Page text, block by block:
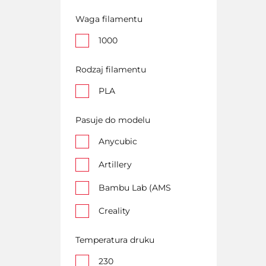
Color Twilight
Filament PLA Silk
Filament PLA Silk
Filament PLA Silk
Filament PLA Silk Tri
Waga filamentu
1000
Rodzaj filamentu
PLA
Pasuje do modelu
Anycubic
Artillery
Bambu Lab (AMS
Creality
Flashforge
Temperatura druku
230